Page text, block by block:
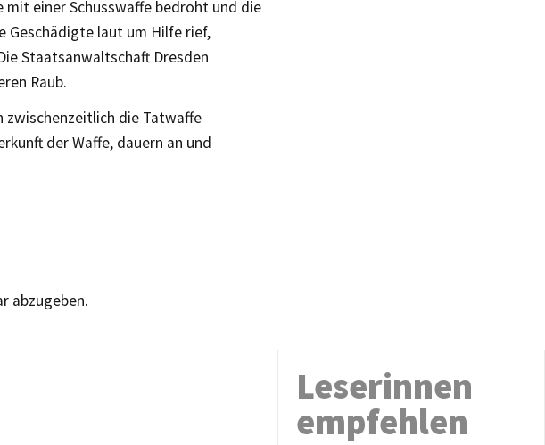
einer Schusswaffe bedroht und die
Geschädigte laut um Hilfe rief,
Staatsanwaltschaft Dresden
Raub.
zwischenzeitlich die Tatwaffe
der Waffe, dauern an und
abzugeben.
Leserinnen
empfehlen